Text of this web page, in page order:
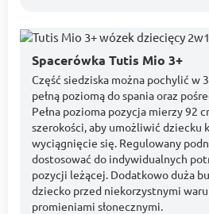
Spacerówka Tutis Mio 3+
Część siedziska można pochylić w
pełną poziomą do spania oraz
Pełna pozioma pozycja mierzy 92
szerokości, aby umożliwić dziecku
wyciągnięcie się. Regulowany
dostosować do indywidualnych
pozycji leżącej. Dodatkowo duża
dziecko przed niekorzystnymi
promieniami słonecznymi.